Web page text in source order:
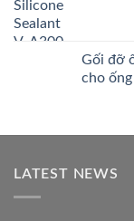
Gối đỡ
cho
LATEST NEWS